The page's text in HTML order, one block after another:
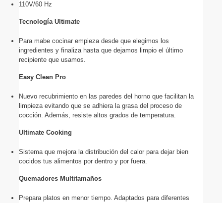
110V/60 Hz
Tecnología Ultimate
Para mabe cocinar empieza desde que elegimos los
ingredientes y finaliza hasta que dejamos limpio el último
recipiente que usamos.
Easy Clean Pro
Nuevo recubrimiento en las paredes del horno que facilitan la
limpieza evitando que se adhiera la grasa del proceso de
cocción. Además, resiste altos grados de temperatura.
Ultimate Cooking
Sistema que mejora la distribución del calor para dejar bien
cocidos tus alimentos por dentro y por fuera.
Quemadores Multitamaños
Prepara platos en menor tiempo. Adaptados para diferentes